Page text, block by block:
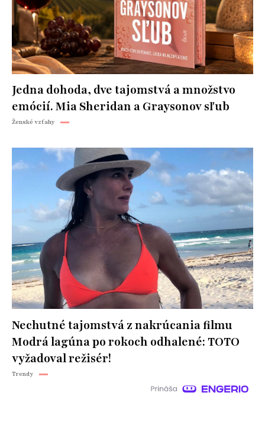
Jedna dohoda, dve tajomstvá a množstvo
emócií. Mia Sheridan a Graysonov sľub
Ženské vzťahy
Nechutné tajomstvá z nakrúcania filmu
Modrá lagúna po rokoch odhalené: TOTO
vyžadoval režisér!
Trendy